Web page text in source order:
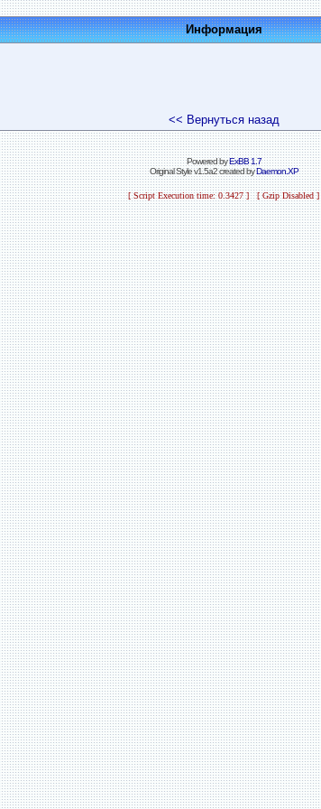
Информация
<< Вернуться назад
Powered byExBB 1.7
Original Style v1.5a2 created byDaemon.XP
[ Script Execution time: 0.3427 ] [ Gzip Disabled ]